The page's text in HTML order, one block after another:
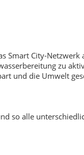
City-
zu
und die Umwelt
so alle